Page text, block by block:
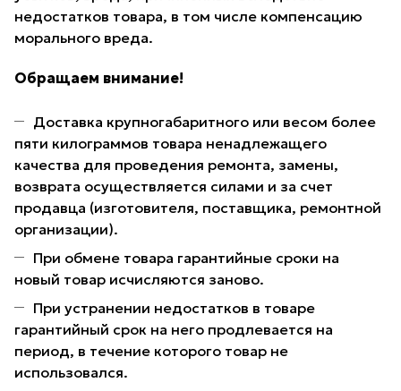
недостатков товара, в том числе компенсацию
морального вреда.
Обращаем внимание!
Доставка крупногабаритного или весом более
пяти килограммов товара ненадлежащего
качества для проведения ремонта, замены,
возврата осуществляется силами и за счет
продавца (изготовителя, поставщика, ремонтной
организации).
При обмене товара гарантийные сроки на
новый товар исчисляются заново.
При устранении недостатков в товаре
гарантийный срок на него продлевается на
период, в течение которого товар не
использовался.